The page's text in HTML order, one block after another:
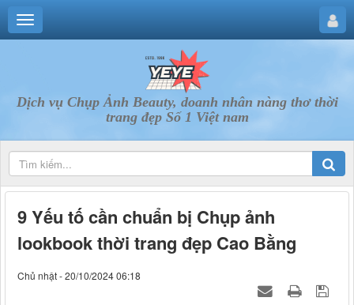
Dịch vụ Chụp Ảnh Beauty, doanh nhân nàng thơ thời
trang đẹp Số 1 Việt nam
9 Yếu tố cần chuẩn bị Chụp ảnh
lookbook thời trang đẹp Cao Bằng
Chủ nhật - 20/10/2024 06:18